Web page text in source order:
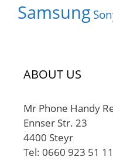
Samsung
ABOUT US
Mr Phone Handy
Ennser Str. 23
4400 Steyr
Tel: 0660 923 51 11